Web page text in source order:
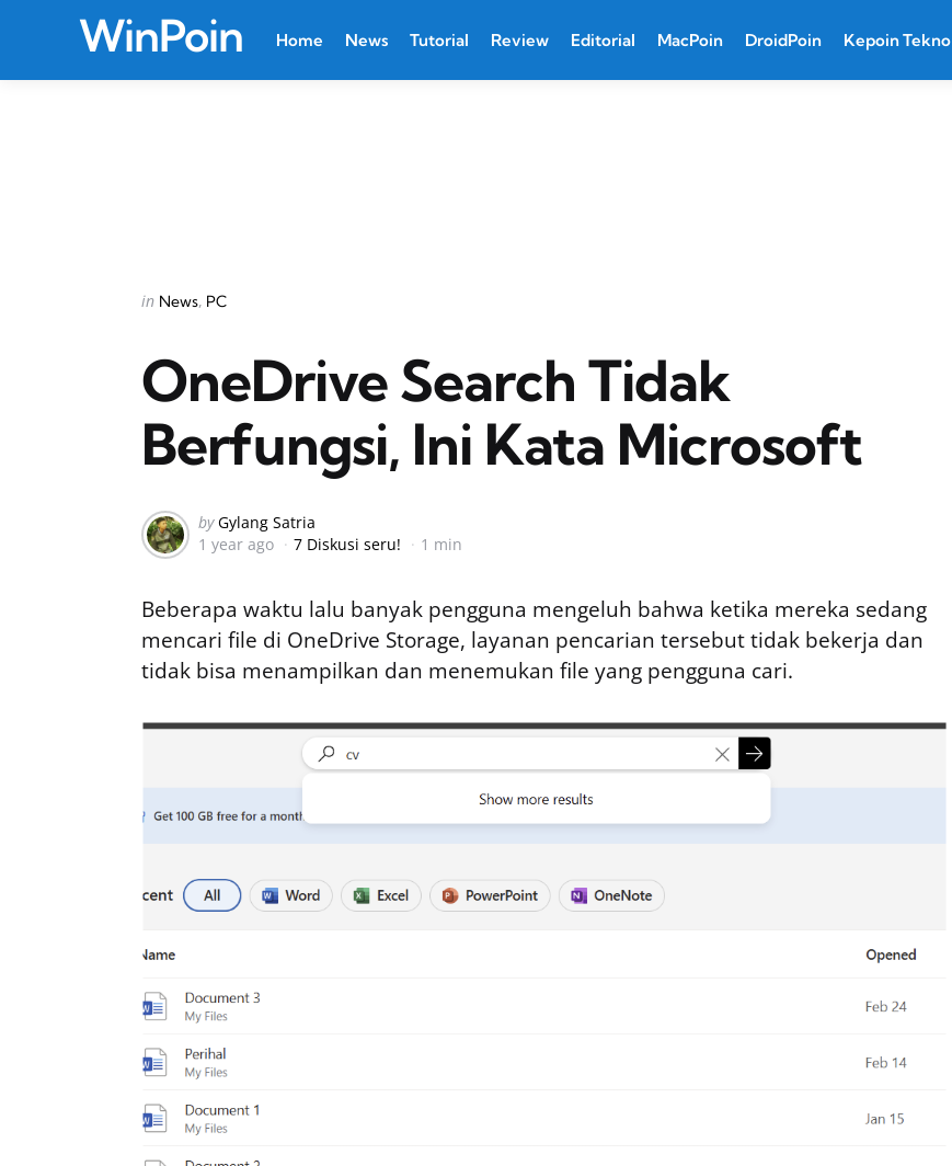
WinPoin Home News Tutorial Review Editorial MacPoin DroidPoin Kepoin Tekno
Categories
Posted
in News PC
OneDrive Search Tidak
Berfungsi, Ini Kata Microsoft
Posted
by
by Gylang Satria
1 year ago
7 Diskusi seru! 1 min
Beberapa waktu lalu banyak pengguna mengeluh bahwa ketika mereka sedang
mencari file di OneDrive Storage, layanan pencarian tersebut tidak bekerja dan
tidak bisa menampilkan dan menemukan file yang pengguna cari.